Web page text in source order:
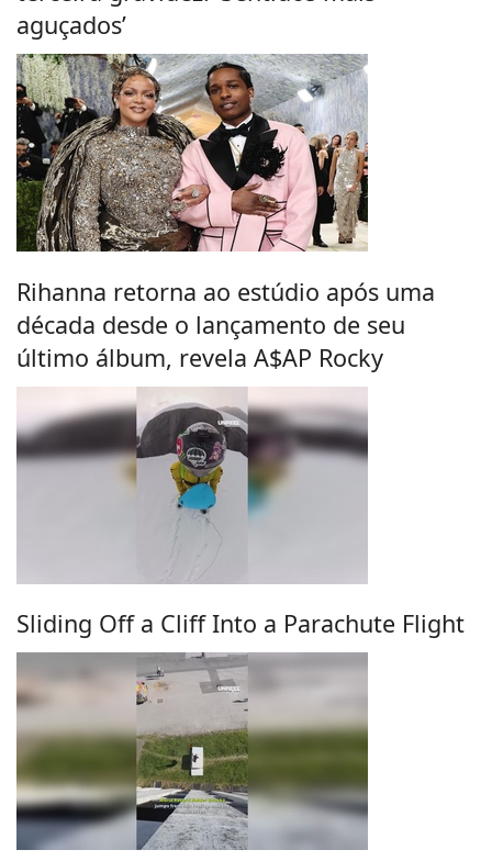
aguçados’
Rihanna retorna ao estúdio após uma
década desde o lançamento de seu
último álbum, revela A$AP Rocky
Sliding Off a Cliff Into a Parachute Flight